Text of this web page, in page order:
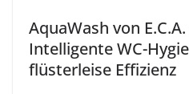
AquaWash von
Intelligente WC-
flüsterleise Effizienz